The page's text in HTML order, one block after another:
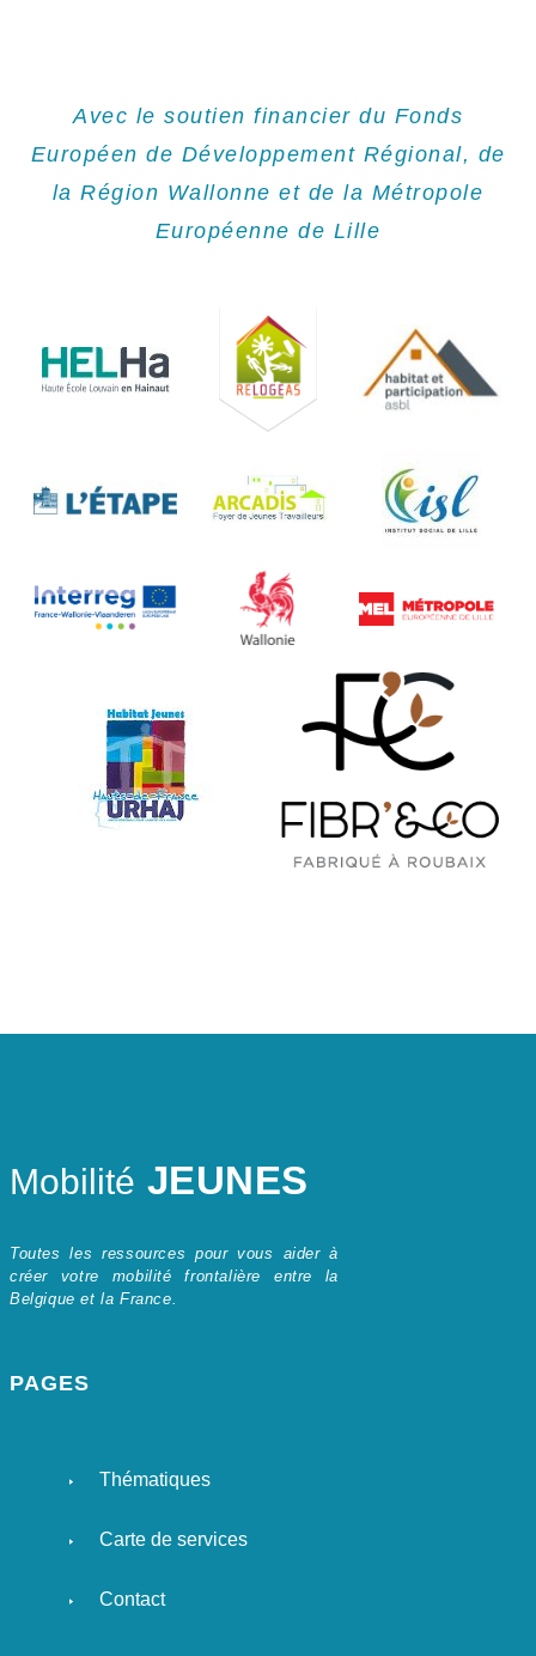
Avec le soutien financier du Fonds
Européen de Développement Régional, de
la Région Wallonne et de la Métropole
Européenne de Lille
Mobilité JEUNES
Toutes les ressources pour vous aider à
créer votre mobilité frontalière entre la
Belgique et la France.
PAGES
Thématiques
Carte de services
Contact